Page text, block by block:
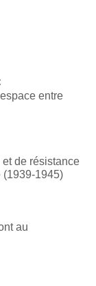
entre
de résistance
(1939-1945)
au